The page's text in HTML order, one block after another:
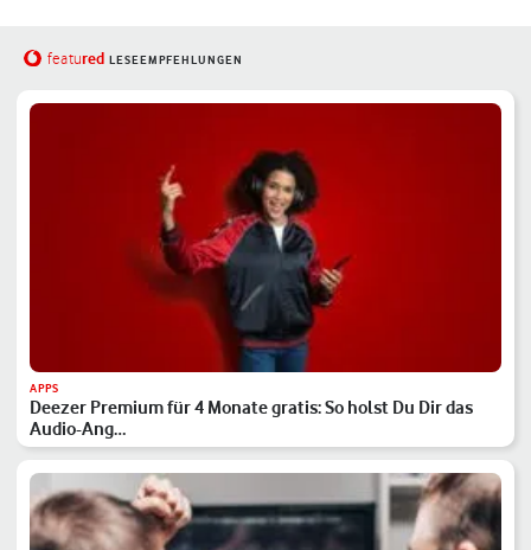
featured LESEEMPFEHLUNGEN
APPS
Deezer Premium für 4 Monate gratis: So holst Du Dir das
Audio-Ang…